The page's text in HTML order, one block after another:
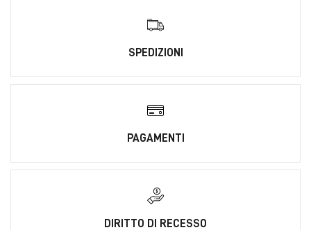
SPEDIZIONI
PAGAMENTI
DIRITTO DI RECESSO